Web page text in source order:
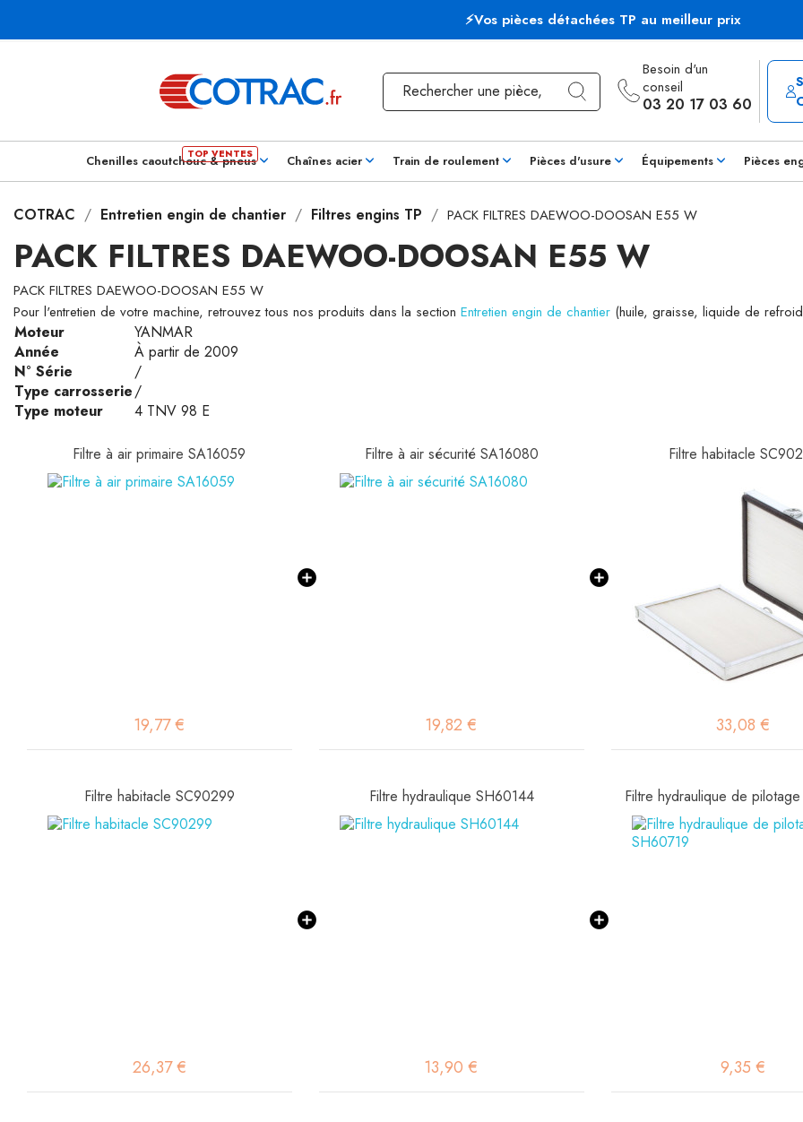
⚡Vos pièces détachées TP au meilleur prix
Besoin d'un
conseil
03 20 17 03 60
Chenilles caoutchouc & pneus Chaînes acier Train de roulement Pièces d'usure Équipements Pièces
COTRAC Entretien engin de chantier Filtres engins TP PACK FILTRES DAEWOO-DOOSAN E55 W
PACK FILTRES DAEWOO-DOOSAN E55 W
PACK FILTRES DAEWOO-DOOSAN E55 W
Pour l'entretien de votre machine, retrouvez tous nos produits dans la section Entretien engin de chantier (huile, graisse, liquide de
Moteur
YANMAR
Année
À partir de 2009
N° Série
/
Type carrosserie/
Type moteur
4 TNV 98 E
Filtre à air primaire SA16059
19,77 €
Filtre à air sécurité SA16080
19,82 €
Filtre habitacle
33,08 €
Filtre habitacle SC90299
26,37 €
Filtre hydraulique SH60144
13,90 €
Filtre hydraulique de
9,35 €